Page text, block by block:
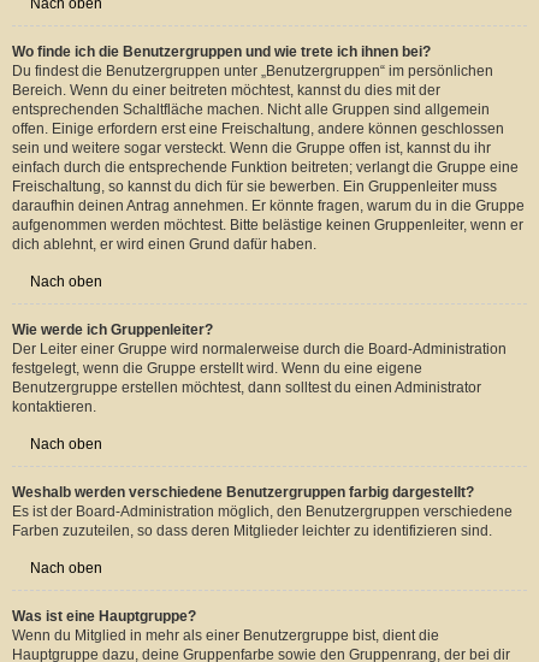
kann mehreren Gruppen angehören und jeder Gruppe können
Berechtigungen zugeteilt werden. Dies erleichtert es den Administratoren,
Berechtigungen für mehrere Benutzer auf einmal zu ändern und sie zum
Beispiel zu Moderatoren eines Bereichs zu machen oder ihnen Zugriff zu
einem nichtöffentlichen Forum zu geben.
Nach oben
Wo finde ich die Benutzergruppen und wie trete ich ihnen bei?
Du findest die Benutzergruppen unter „Benutzergruppen“ im persönlichen
Bereich. Wenn du einer beitreten möchtest, kannst du dies mit der
entsprechenden Schaltfläche machen. Nicht alle Gruppen sind allgemein
offen. Einige erfordern erst eine Freischaltung, andere können geschlossen
einfach durch die entsprechende Funktion beitreten; verlangt die Gruppe eine
Freischaltung, so kannst du dich für sie bewerben. Ein Gruppenleiter muss
daraufhin deinen Antrag annehmen. Er könnte fragen, warum du in die Gruppe
aufgenommen werden möchtest. Bitte belästige keinen Gruppenleiter, wenn er
dich ablehnt, er wird einen Grund dafür haben.
Nach oben
Wie werde ich Gruppenleiter?
Der Leiter einer Gruppe wird normalerweise durch die Board-Administration
festgelegt, wenn die Gruppe erstellt wird. Wenn du eine eigene
Benutzergruppe erstellen möchtest, dann solltest du einen Administrator
kontaktieren.
Nach oben
Weshalb werden verschiedene Benutzergruppen farbig dargestellt?
Es ist der Board-Administration möglich, den Benutzergruppen verschiedene
Farben zuzuteilen, so dass deren Mitglieder leichter zu identifizieren sind.